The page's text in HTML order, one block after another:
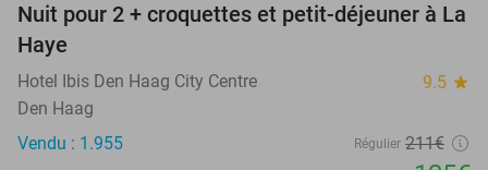
41%
Nuit pour 2 + croquettes et petit-déjeuner à La
Haye
Hotel Ibis Den Haag City Centre 9.5 star
Den Haag
Vendu : 1.955
Régulier 211€